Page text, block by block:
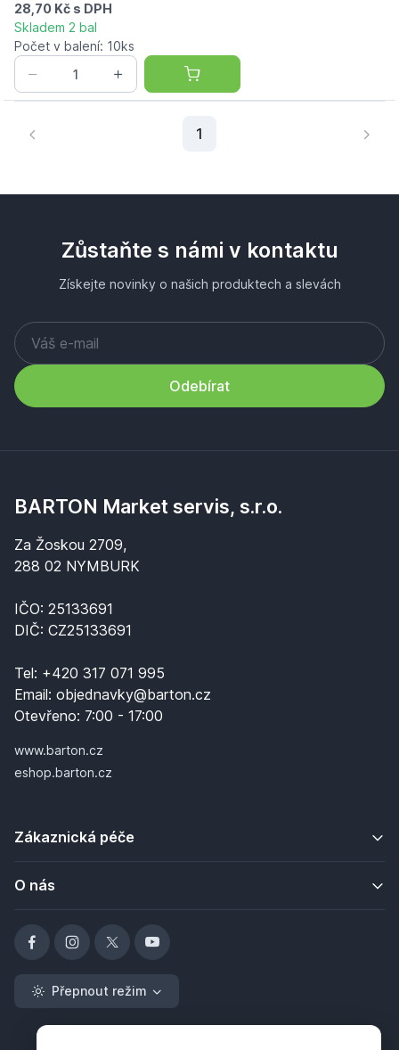
28,70 Kč s DPH
Skladem 2 bal
Počet v balení: 10ks
1
Zůstaňte s námi v kontaktu
Získejte novinky o našich produktech a slevách
Odebírat
BARTON Market servis, s.r.o.
Za Žoskou 2709,
288 02 NYMBURK
IČO: 25133691
DIČ: CZ25133691
Tel: +420 317 071 995
Email: objednavky@barton.cz
Otevřeno: 7:00 - 17:00
www.barton.cz
eshop.barton.cz
Zákaznická péče
O nás
Přepnout režim